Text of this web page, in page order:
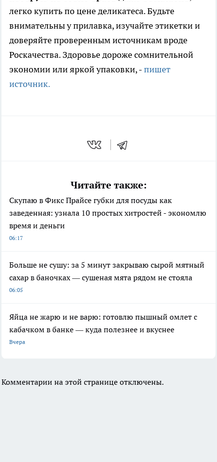
легко купить по цене деликатеса. Будьте
внимательны у прилавка, изучайте этикетки и
доверяйте проверенным источникам вроде
Роскачества. Здоровье дороже сомнительной
экономии или яркой упаковки, -пишет
источник.
Читайте также:
Скупаю в Фикс Прайсе губки для посуды как
заведенная: узнала 10 простых хитростей - экономлю
время и деньги
06:17
Больше не сушу: за 5 минут закрываю сырой мятный
сахар в баночках — сушеная мята рядом не стояла
06:05
Яйца не жарю и не варю: готовлю пышный омлет с
кабачком в банке — куда полезнее и вкуснее
Вчера
Комментарии на этой странице отключены.